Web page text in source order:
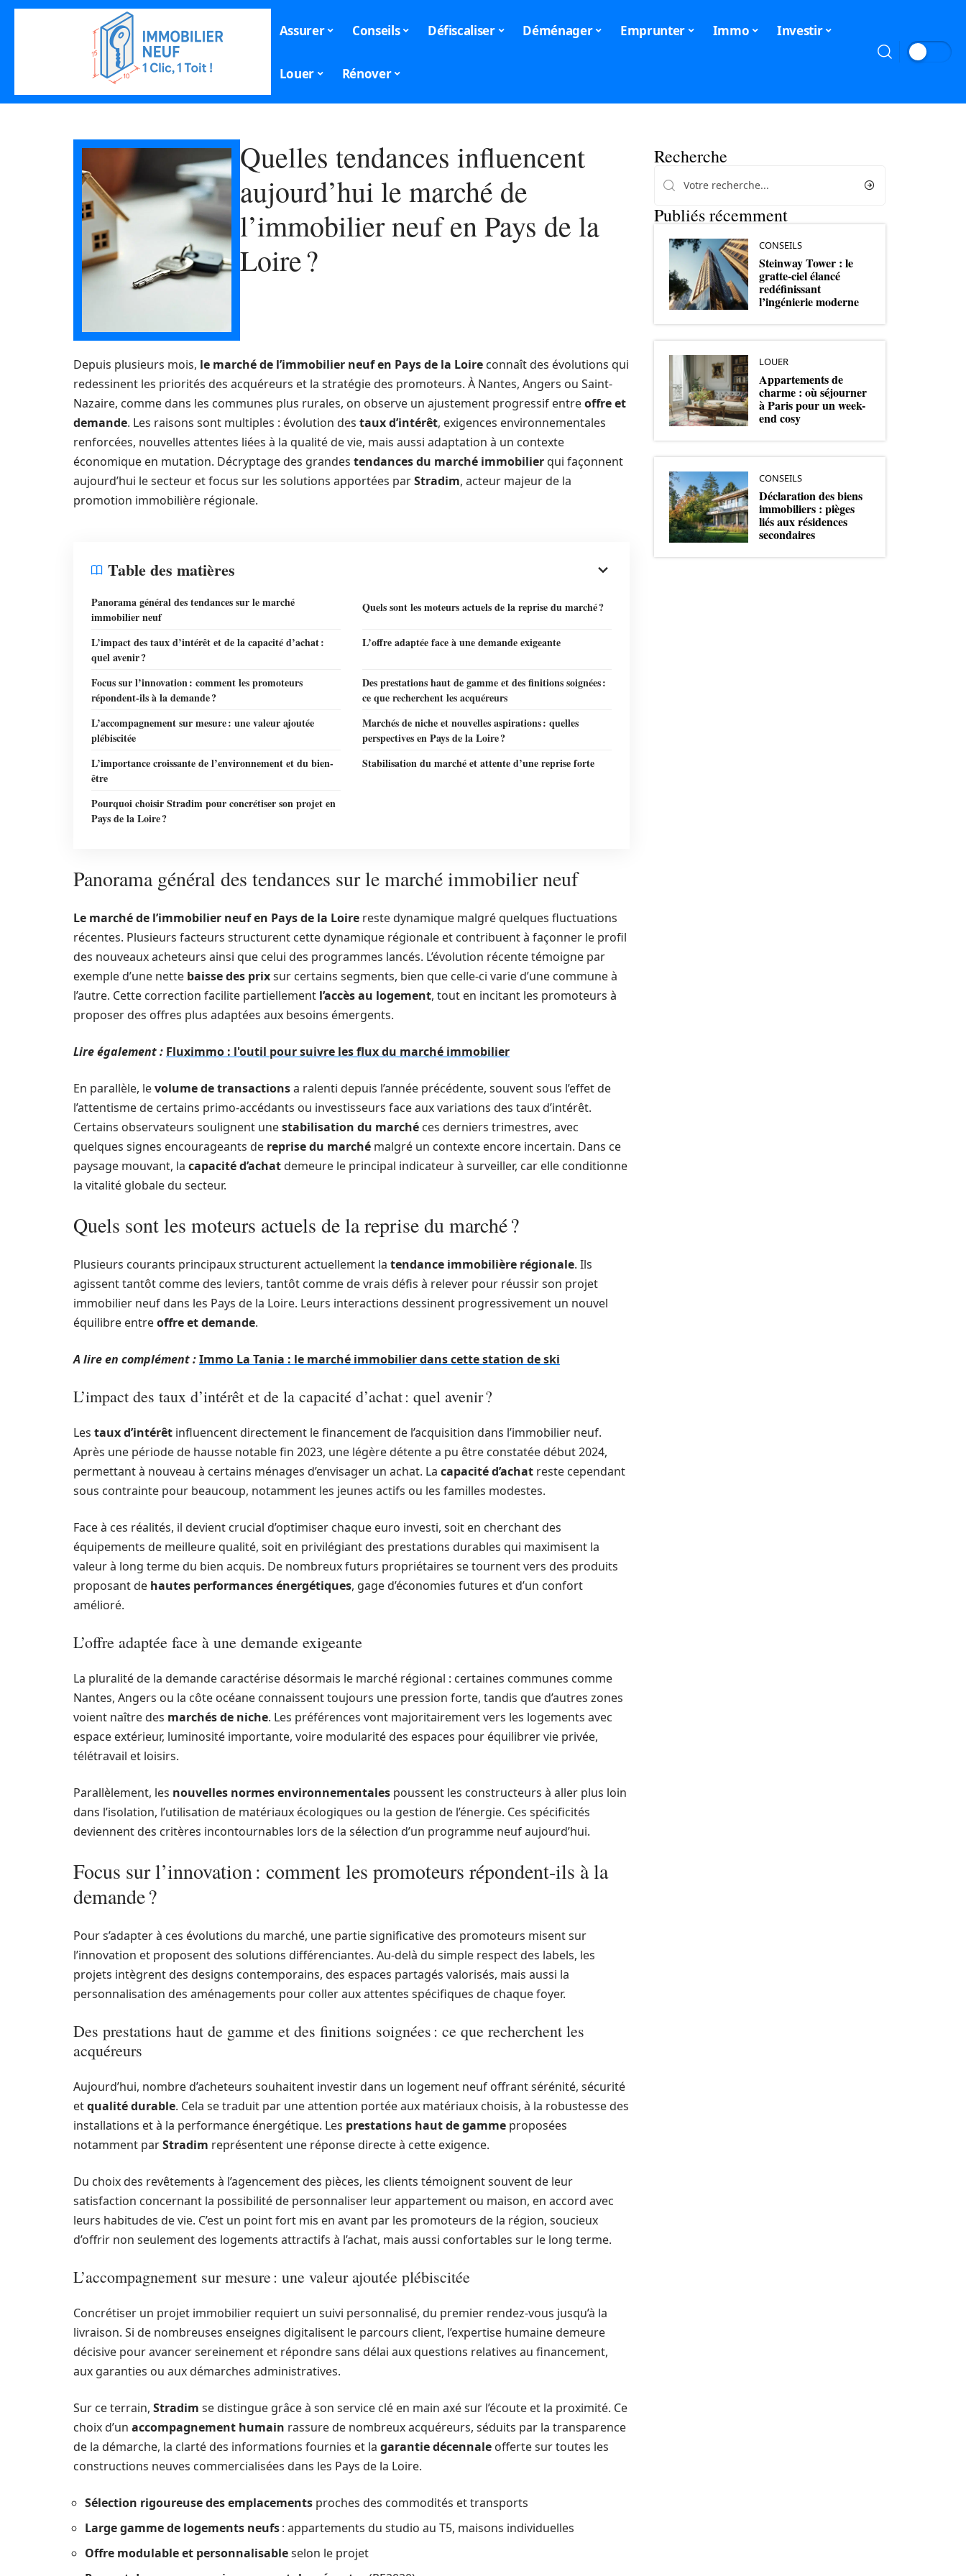
Assurer Conseils Défiscaliser Déménager Emprunter Immo Investir
Louer Rénover
Quelles tendances influencent
aujourd’hui le marché de
l’immobilier neuf en Pays de la
Loire ?
Depuis plusieurs mois, le marché de l’immobilier neuf en Pays de la Loire connaît des évolutions qui
redessinent les priorités des acquéreurs et la stratégie des promoteurs. À Nantes, Angers ou Saint-
Nazaire, comme dans les communes plus rurales, on observe un ajustement progressif entreoffre et
demande. Les raisons sont multiples : évolution des taux d’intérêt, exigences environnementales
renforcées, nouvelles attentes liées à la qualité de vie, mais aussi adaptation à un contexte
économique en mutation. Décryptage des grandes tendances du marché immobilierqui façonnent
aujourd’hui le secteur et focus sur les solutions apportées parStradim, acteur majeur de la
promotion immobilière régionale.
Table des matières
Panorama général des tendances sur le marché
immobilier neuf
Quels sont les moteurs actuels de la reprise du marché ?
L’impact des taux d’intérêt et de la capacité d’achat :
quel avenir ?
L’offre adaptée face à une demande exigeante
Focus sur l’innovation : comment les promoteurs
répondent-ils à la demande ?
Des prestations haut de gamme et des finitions soignées :
ce que recherchent les acquéreurs
L’accompagnement sur mesure : une valeur ajoutée
plébiscitée
Marchés de niche et nouvelles aspirations : quelles
perspectives en Pays de la Loire ?
L’importance croissante de l’environnement et du bien-
être
Stabilisation du marché et attente d’une reprise forte
Pourquoi choisir Stradim pour concrétiser son projet en
Pays de la Loire ?
Panorama général des tendances sur le marché immobilier neuf
Le marché de l’immobilier neuf en Pays de la Loire reste dynamique malgré quelques fluctuations
récentes. Plusieurs facteurs structurent cette dynamique régionale et contribuent à façonner le profil
des nouveaux acheteurs ainsi que celui des programmes lancés. L’évolution récente témoigne par
exemple d’une nette baisse des prixsur certains segments, bien que celle-ci varie d’une commune à
l’autre. Cette correction facilite partiellement l’accès au logement, tout en incitant les promoteurs à
proposer des offres plus adaptées aux besoins émergents.
Lire également : Fluximmo : l'outil pour suivre les flux du marché immobilier
En parallèle, levolume de transactionsa ralenti depuis l’année précédente, souvent sous l’effet de
l’attentisme de certains primo-accédants ou investisseurs face aux variations des taux d’intérêt.
Certains observateurs soulignent unestabilisation du marché ces derniers trimestres, avec
quelques signes encourageants de reprise du marché malgré un contexte encore incertain. Dans ce
paysage mouvant, la capacité d’achatdemeure le principal indicateur à surveiller, car elle conditionne
la vitalité globale du secteur.
Quels sont les moteurs actuels de la reprise du marché ?
Plusieurs courants principaux structurent actuellement la tendance immobilière régionale. Ils
agissent tantôt comme des leviers, tantôt comme de vrais défis à relever pour réussir son projet
immobilier neuf dans les Pays de la Loire. Leurs interactions dessinent progressivement un nouvel
équilibre entreoffre et demande.
A lire en complément :Immo La Tania : le marché immobilier dans cette station de ski
L’impact des taux d’intérêt et de la capacité d’achat : quel avenir ?
Les taux d’intérêt influencent directement le financement de l’acquisition dans l’immobilier neuf.
Après une période de hausse notable fin 2023, une légère détente a pu être constatée début 2024,
permettant à nouveau à certains ménages d’envisager un achat. La capacité d’achat reste cependant
sous contrainte pour beaucoup, notamment les jeunes actifs ou les familles modestes.
Face à ces réalités, il devient crucial d’optimiser chaque euro investi, soit en cherchant des
équipements de meilleure qualité, soit en privilégiant des prestations durables qui maximisent la
valeur à long terme du bien acquis. De nombreux futurs propriétaires se tournent vers des produits
proposant de hautes performances énergétiques, gage d’économies futures et d’un confort
amélioré.
L’offre adaptée face à une demande exigeante
La pluralité de la demande caractérise désormais le marché régional : certaines communes comme
Nantes, Angers ou la côte océane connaissent toujours une pression forte, tandis que d’autres zones
voient naître des marchés de niche. Les préférences vont majoritairement vers les logements avec
espace extérieur, luminosité importante, voire modularité des espaces pour équilibrer vie privée,
télétravail et loisirs.
Parallèlement, les nouvelles normes environnementales poussent les constructeurs à aller plus loin
dans l’isolation, l’utilisation de matériaux écologiques ou la gestion de l’énergie. Ces spécificités
deviennent des critères incontournables lors de la sélection d’un programme neuf aujourd’hui.
Focus sur l’innovation : comment les promoteurs répondent-ils à la
demande ?
Pour s’adapter à ces évolutions du marché, une partie significative des promoteurs misent sur
l’innovation et proposent des solutions différenciantes. Au-delà du simple respect des labels, les
projets intègrent des designs contemporains, des espaces partagés valorisés, mais aussi la
personnalisation des aménagements pour coller aux attentes spécifiques de chaque foyer.
Des prestations haut de gamme et des finitions soignées : ce que recherchent les
acquéreurs
Aujourd’hui, nombre d’acheteurs souhaitent investir dans un logement neuf offrant sérénité, sécurité
etqualité durable. Cela se traduit par une attention portée aux matériaux choisis, à la robustesse des
installations et à la performance énergétique. Les prestations haut de gamme proposées
notamment parStradim représentent une réponse directe à cette exigence.
Du choix des revêtements à l’agencement des pièces, les clients témoignent souvent de leur
satisfaction concernant la possibilité de personnaliser leur appartement ou maison, en accord avec
leurs habitudes de vie. C’est un point fort mis en avant par les promoteurs de la région, soucieux
d’offrir non seulement des logements attractifs à l’achat, mais aussi confortables sur le long terme.
L’accompagnement sur mesure : une valeur ajoutée plébiscitée
Concrétiser un projet immobilier requiert un suivi personnalisé, du premier rendez-vous jusqu’à la
livraison. Si de nombreuses enseignes digitalisent le parcours client, l’expertise humaine demeure
décisive pour avancer sereinement et répondre sans délai aux questions relatives au financement,
aux garanties ou aux démarches administratives.
Sur ce terrain, Stradim se distingue grâce à son service clé en main axé sur l’écoute et la proximité. Ce
choix d’un accompagnement humain rassure de nombreux acquéreurs, séduits par la transparence
de la démarche, la clarté des informations fournies et la garantie décennale offerte sur toutes les
constructions neuves commercialisées dans les Pays de la Loire.
Sélection rigoureuse des emplacements proches des commodités et transports
Large gamme de logements neufs: appartements du studio au T5, maisons individuelles
Offre modulable et personnalisableselon le projet
Recherche
Publiés récemment
CONSEILS
Steinway Tower : le
gratte-ciel élancé
redéfinissant
l’ingénierie moderne
LOUER
Appartements de
charme : où séjourner
à Paris pour un week-
end cosy
CONSEILS
Déclaration des biens
immobiliers : pièges
liés aux résidences
secondaires